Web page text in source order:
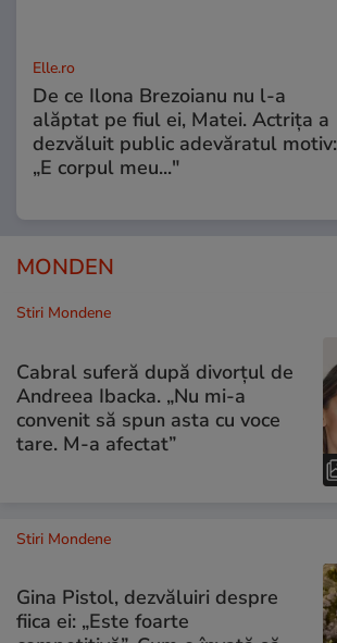
Elle.ro
De ce Ilona Brezoianu nu l-a
alăptat pe fiul ei, Matei. Actrița a
dezvăluit public adevăratul motiv:
„E corpul meu..."
MONDEN
Stiri Mondene
Cabral suferă după divorțul de
Andreea Ibacka. „Nu mi-a
convenit să spun asta cu voce
tare. M-a afectat”
Stiri Mondene
Gina Pistol, dezvăluiri despre
fiica ei: „Este foarte